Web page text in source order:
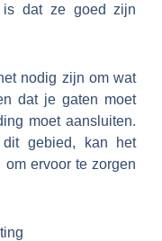
is dat ze goed zijn
nodig zijn om wat
dat je gaten moet
moet aansluiten.
gebied, kan het
ervoor te zorgen